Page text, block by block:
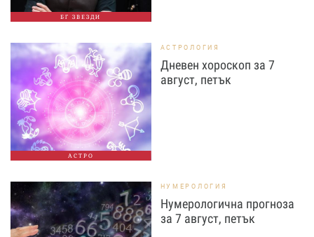
БГ ЗВЕЗДИ
АСТРО
АСТРОЛОГИЯ
Дневен хороскоп за 7
август, петък
НУМЕРОЛОГИЯ
Нумерологична прогноза
за 7 август, петък